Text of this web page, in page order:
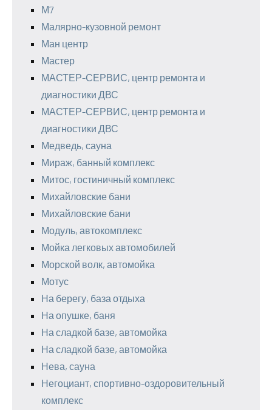
М7
Малярно-кузовной ремонт
Ман центр
Мастер
МАСТЕР-СЕРВИС, центр ремонта и
диагностики ДВС
МАСТЕР-СЕРВИС, центр ремонта и
диагностики ДВС
Медведь, сауна
Мираж, банный комплекс
Митос, гостиничный комплекс
Михайловские бани
Михайловские бани
Модуль, автокомплекс
Мойка легковых автомобилей
Морской волк, автомойка
Мотус
На берегу, база отдыха
На опушке, баня
На сладкой базе, автомойка
На сладкой базе, автомойка
Нева, сауна
Негоциант, спортивно-оздоровительный
комплекс